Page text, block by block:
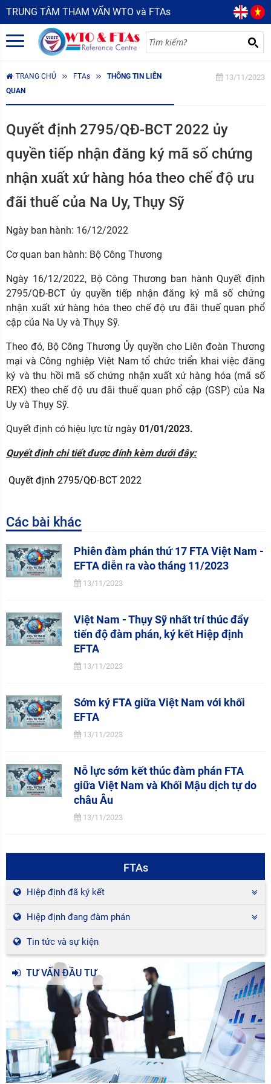
TRUNG TÂM THAM VẤN WTO và FTAs
TRANG CHỦ FTAs
THÔNG TIN LIÊN
QUAN
13/11/2023
Quyết định 2795/QĐ-BCT 2022 ủy
quyền tiếp nhận đăng ký mã số chứng
nhận xuất xứ hàng hóa theo chế độ ưu
đãi thuế của Na Uy, Thụy Sỹ
Ngày ban hành: 16/12/2022
Cơ quan ban hành: Bộ Công Thương
Ngày 16/12/2022, Bộ Công Thương ban hành Quyết định
2795/QĐ-BCT ủy quyền tiếp nhận đăng ký mã số chứng
nhận xuất xứ hàng hóa theo chế độ ưu đãi thuế quan phổ
cập của Na Uy và Thụy Sỹ.
Theo đó, Bộ Công Thương Ủy quyền cho Liên đoàn Thương
mại và Công nghiệp Việt Nam tổ chức triển khai việc đăng
ký và thu hồi mã số chứng nhận xuất xứ hàng hóa (mã số
REX) theo chế độ ưu đãi thuế quan phổ cập (GSP) của Na
Uy và Thụy Sỹ.
Quyết định có hiệu lực từ ngày 01/01/2023.
Quyết định chi tiết được đính kèm dưới đây:
Quyết định 2795/QĐ-BCT 2022
Các bài khác
Phiên đàm phán thứ 17 FTA Việt Nam -
EFTA diễn ra vào tháng 11/2023
13/11/2023
Việt Nam - Thụy Sỹ nhất trí thúc đẩy
tiến độ đàm phán, ký kết Hiệp định
EFTA
13/11/2023
Sớm ký FTA giữa Việt Nam với khối
EFTA
13/11/2023
Nỗ lực sớm kết thúc đàm phán FTA
giữa Việt Nam và Khối Mậu dịch tự do
châu Âu
13/11/2023
FTAs
Hiệp định đã ký kết
Hiệp định đang đàm phán
Tin tức và sự kiện
TƯ VẤN ĐẦU TƯ